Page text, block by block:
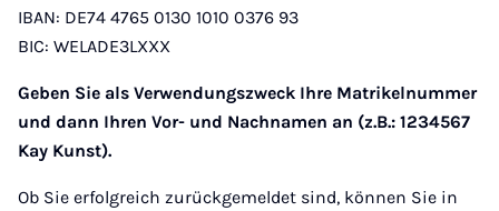
IBAN: DE74 4765 0130 1010 0376 93
BIC: WELADE3LXXX
Geben Sie als Verwendungszweck Ihre Matrikelnummer
und dann Ihren Vor- und Nachnamen an (z.B.: 1234567
Kay Kunst).
Ob Sie erfolgreich zurückgemeldet sind, können Sie in